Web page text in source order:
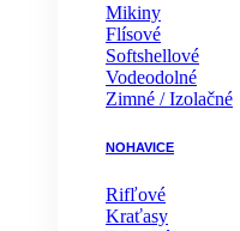
Mikiny
Flísové
Softshellové
Vodeodolné
Zimné / Izolačné
NOHAVICE
Rifľové
Kraťasy